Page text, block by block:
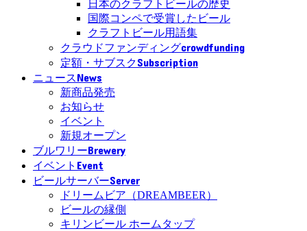
日本のクラフトビールの歴史
国際コンペで受賞したビール
クラフトビール用語集
クラウドファンディングcrowdfunding
定額・サブスクSubscription
ニュースNews
新商品発売
お知らせ
イベント
新規オープン
ブルワリーBrewery
イベント Event
ビールサーバーServer
ドリームビア（DREAMBEER）
ビールの縁側
キリンビール ホームタップ